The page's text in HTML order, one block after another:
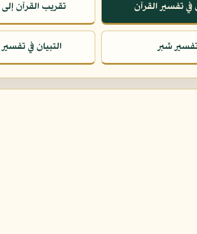
في تفسير القرآن تقريب القرآن
شبر التبيان في